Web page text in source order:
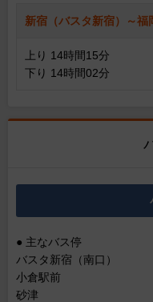
新宿（バスタ新宿）～福
上り 14時間15分
下り 14時間02分
● 主なバス停
バスタ新宿（南口）
小倉駅前
砂津